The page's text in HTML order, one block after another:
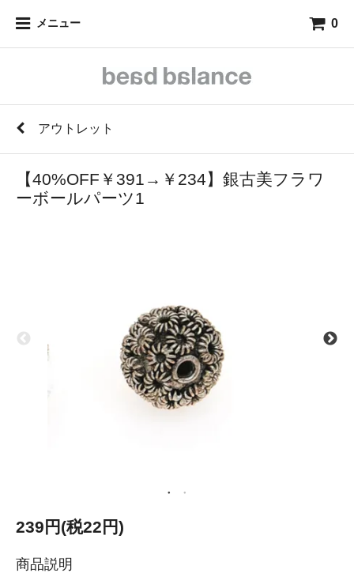
メニュー 0
アウトレット
【40%OFF￥391→￥234】銀古美フラワ
ーボールパーツ1
239円(税22円)
商品説明